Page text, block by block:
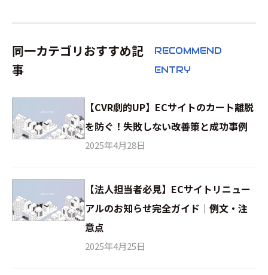
同一カテゴリおすすめ記
事
RECOMMEND
ENTRY
【CVR劇的UP】ECサイトのカート離脱
を防ぐ！失敗しない改善策と成功事例
2025年4月28日
【法人担当者必見】ECサイトリニュー
アルのお知らせ完全ガイド｜例文・注
意点
2025年4月25日